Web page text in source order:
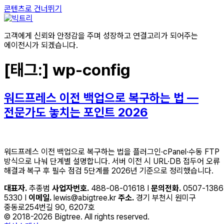
콘텐츠로 건너뛰기
고객에게 신뢰와 안정감을 주며 성장하고 연결고리가 되어주는
에이전시가 되겠습니다.
[태그:] wp-config
워드프레스 이전 백업으로 복구하는 법 —
전문가도 놓치는 포인트 2026
워드프레스 이전 백업으로 복구하는 법을 플러그인·cPanel·수동 FTP
방식으로 나눠 단계별 설명합니다. 서버 이전 시 URL·DB 접두어 오류
해결과 복구 후 필수 점검 5단계를 2026년 기준으로 정리했습니다.
대표자. 추종범 사업자번호. 488-08-01618 I 문의전화. 0507-
5330 I 이메일. lewis@abigtree.kr 주소. 경기 부천시 원미구
중동로254번길 90, 6207호
© 2018-2026 Bigtree. All rights reserved.